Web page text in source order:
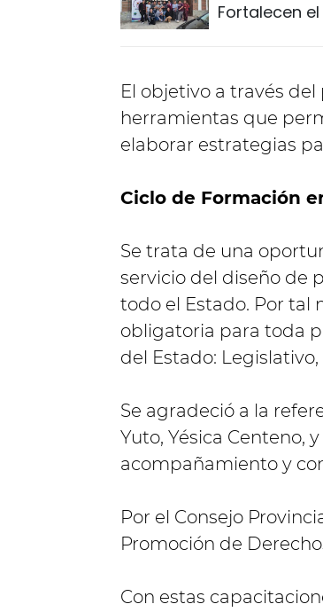
Fortalecen
El objetivo a través
herramientas que
elaborar estrategias
Ciclo de Formación
Se trata de una
servicio del diseño de
todo el Estado. Por tal
obligatoria para toda
del Estado:
Se agradeció a la
Yuto, Yésica Centeno,
acompañamiento y
Por el Consejo
Promoción de
Con estas